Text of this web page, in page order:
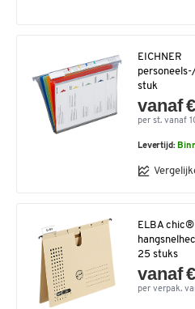
EICHNER
stuk
vanaf
per st. vanaf
Levertijd:
ELBA chic®
25 stuks
vanaf
per verpak.